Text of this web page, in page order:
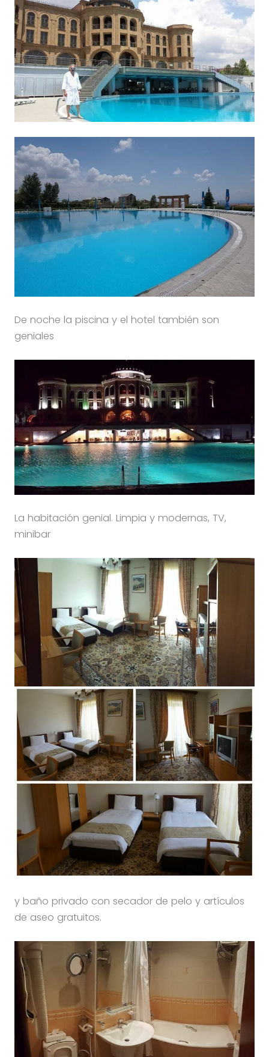
De noche la piscina y el hotel también son
geniales
La habitación genial. Limpia y modernas, TV,
minibar
y baño privado con secador de pelo y artículos
de aseo gratuitos.